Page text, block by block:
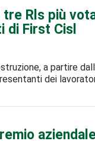
tre Rls più
di First Cisl
a partire
dei